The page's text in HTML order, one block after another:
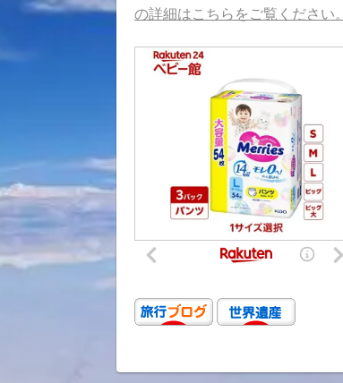
の詳細はこちらをご覧ください。